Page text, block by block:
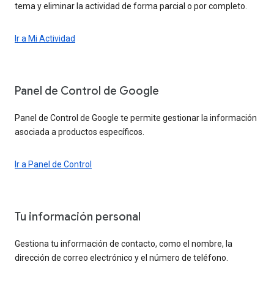
tema y eliminar la actividad de forma parcial o por completo.
Ir a Mi Actividad
Panel de Control de Google
Panel de Control de Google te permite gestionar la información
asociada a productos específicos.
Ir a Panel de Control
Tu información personal
Gestiona tu información de contacto, como el nombre, la
dirección de correo electrónico y el número de teléfono.